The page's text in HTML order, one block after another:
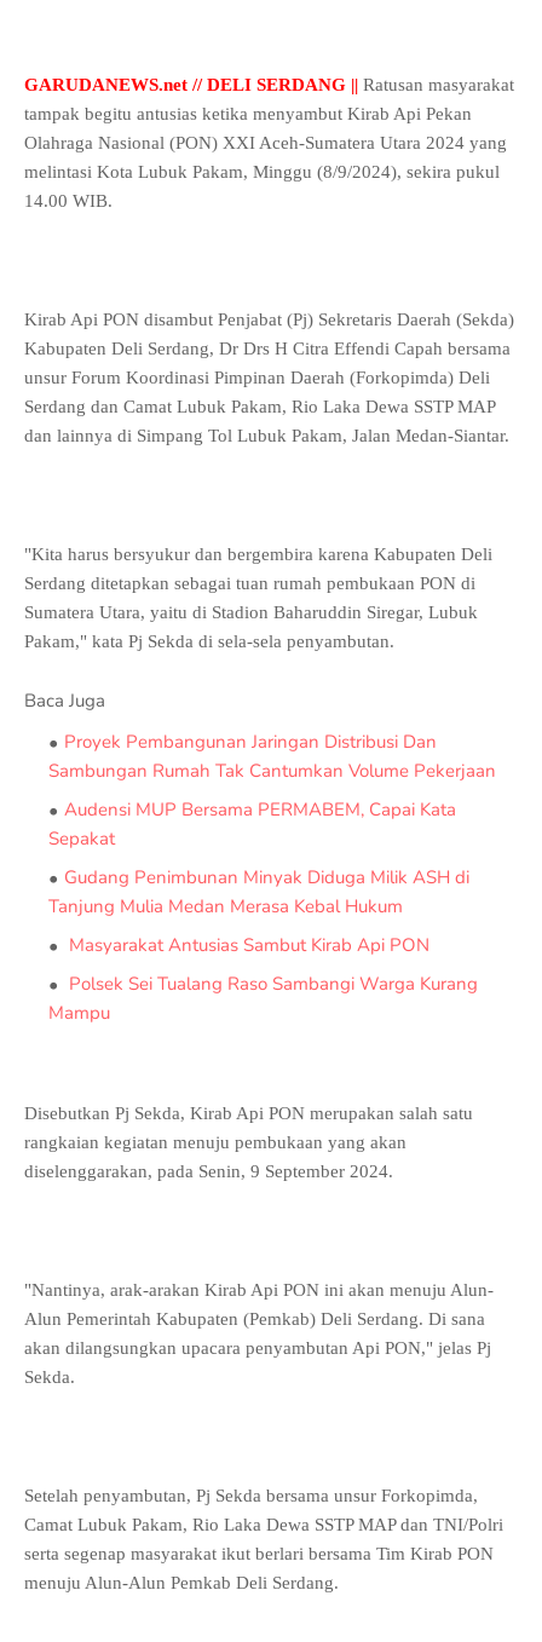
GARUDANEWS.net // DELI SERDANG || Ratusan masyarakat
tampak begitu antusias ketika menyambut Kirab Api Pekan
Olahraga Nasional (PON) XXI Aceh-Sumatera Utara 2024 yang
melintasi Kota Lubuk Pakam, Minggu (8/9/2024), sekira pukul
14.00 WIB.
Kirab Api PON disambut Penjabat (Pj) Sekretaris Daerah (Sekda)
Kabupaten Deli Serdang, Dr Drs H Citra Effendi Capah bersama
unsur Forum Koordinasi Pimpinan Daerah (Forkopimda) Deli
Serdang dan Camat Lubuk Pakam, Rio Laka Dewa SSTP MAP
dan lainnya di Simpang Tol Lubuk Pakam, Jalan Medan-Siantar.
"Kita harus bersyukur dan bergembira karena Kabupaten Deli
Serdang ditetapkan sebagai tuan rumah pembukaan PON di
Sumatera Utara, yaitu di Stadion Baharuddin Siregar, Lubuk
Pakam," kata Pj Sekda di sela-sela penyambutan.
Baca Juga
Proyek Pembangunan Jaringan Distribusi Dan
Sambungan Rumah Tak Cantumkan Volume Pekerjaan
Audensi MUP Bersama PERMABEM, Capai Kata
Sepakat
Gudang Penimbunan Minyak Diduga Milik ASH di
Tanjung Mulia Medan Merasa Kebal Hukum
Masyarakat Antusias Sambut Kirab Api PON
Polsek Sei Tualang Raso Sambangi Warga Kurang
Mampu
Disebutkan Pj Sekda, Kirab Api PON merupakan salah satu
rangkaian kegiatan menuju pembukaan yang akan
diselenggarakan, pada Senin, 9 September 2024.
"Nantinya, arak-arakan Kirab Api PON ini akan menuju Alun-
Alun Pemerintah Kabupaten (Pemkab) Deli Serdang. Di sana
akan dilangsungkan upacara penyambutan Api PON," jelas Pj
Sekda.
Setelah penyambutan, Pj Sekda bersama unsur Forkopimda,
Camat Lubuk Pakam, Rio Laka Dewa SSTP MAP dan TNI/Polri
serta segenap masyarakat ikut berlari bersama Tim Kirab PON
menuju Alun-Alun Pemkab Deli Serdang.